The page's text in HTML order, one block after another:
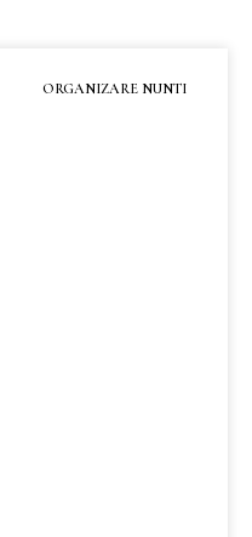
ORGANIZARE NUNTI